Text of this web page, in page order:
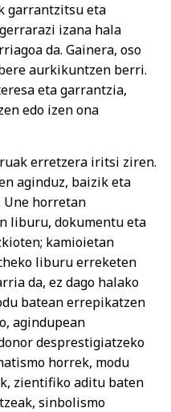
garrantzitsu eta
izana hala
da. Gainera, oso
aurkikuntzen berri.
eta garrantzia,
edo izen ona
erretzera iritsi ziren.
aginduz, baizik eta
Une horretan
liburu, dokumentu eta
kamioietan
liburu erreketen
da, ez dago halako
batean errepikatzen
agindupean
desprestigiatzeko
horrek, modu
zientifiko aditu baten
sinbolismo